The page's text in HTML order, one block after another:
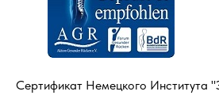
Сертификат Немецкого Института